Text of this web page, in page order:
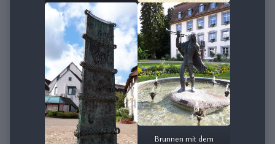
Brunnen mit dem